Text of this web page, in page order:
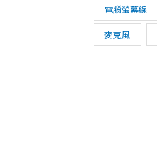
電腦螢幕線
麥克風